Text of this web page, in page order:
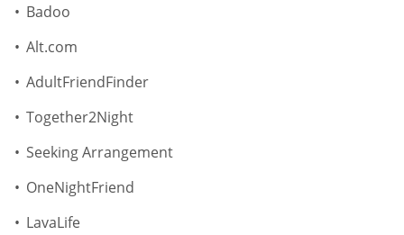
Badoo
Alt.com
AdultFriendFinder
Together2Night
Seeking Arrangement
OneNightFriend
LavaLife